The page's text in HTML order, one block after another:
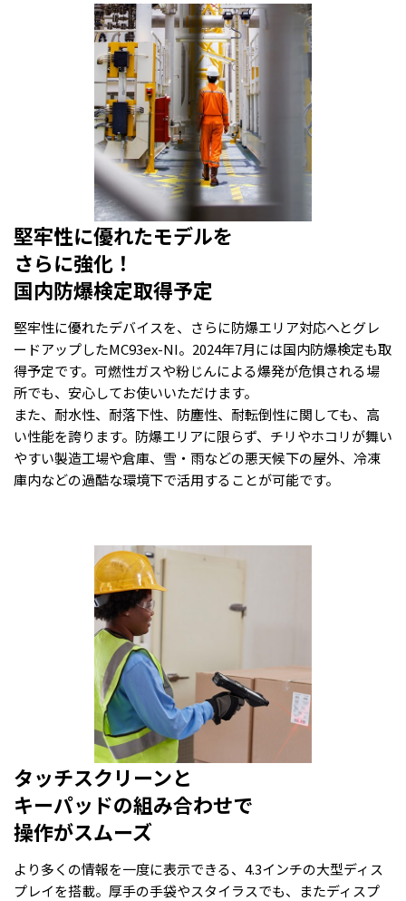
堅牢性に優れたモデルを
さらに強化！
国内防爆検定取得予定
堅牢性に優れたデバイスを、さらに防爆エリア対応へとグレ
ードアップしたMC93ex-NI。2024年7月には国内防爆検定も取
得予定です。可燃性ガスや粉じんによる爆発が危惧される場
所でも、安心してお使いいただけます。
また、耐水性、耐落下性、防塵性、耐転倒性に関しても、高
い性能を誇ります。防爆エリアに限らず、チリやホコリが舞い
やすい製造工場や倉庫、雪・雨などの悪天候下の屋外、冷凍
庫内などの過酷な環境下で活用することが可能です。
タッチスクリーンと
キーパッドの組み合わせで
操作がスムーズ
より多くの情報を一度に表示できる、4.3インチの大型ディス
プレイを搭載。厚手の手袋やスタイラスでも、またディスプ